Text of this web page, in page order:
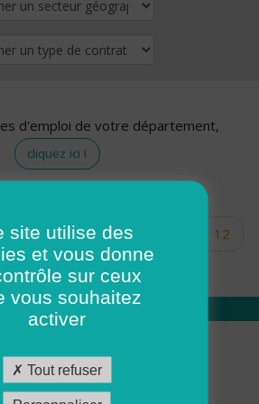
d'emploi de votre département,
cliquez ici !
… 10
12
15 16 17
Qui sommes nous
Académie ADMR
site utilise des
et vous donne
sur ceux
vous souhaitez
activer
Tout refuser